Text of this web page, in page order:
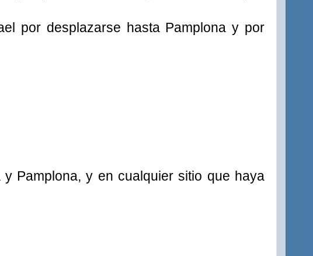
por desplazarse hasta Pamplona y por
Pamplona, y en cualquier sitio que haya